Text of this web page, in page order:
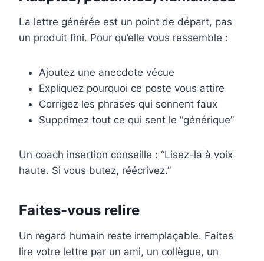
La lettre générée est un point de départ, pas
un produit fini. Pour qu’elle vous ressemble :
Ajoutez une anecdote vécue
Expliquez pourquoi ce poste vous attire
Corrigez les phrases qui sonnent faux
Supprimez tout ce qui sent le “générique”
Un coach insertion conseille : “Lisez-la à voix
haute. Si vous butez, réécrivez.”
Faites-vous relire
Un regard humain reste irremplaçable. Faites
lire votre lettre par un ami, un collègue, un